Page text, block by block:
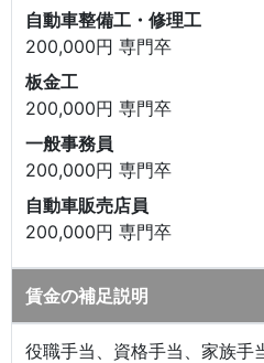
自動車整備工・修理工
200,000円 専門卒
板金工
200,000円 専門卒
一般事務員
200,000円 専門卒
自動車販売店員
200,000円 専門卒
賃金の補足説明
役職手当、資格手当、家族手